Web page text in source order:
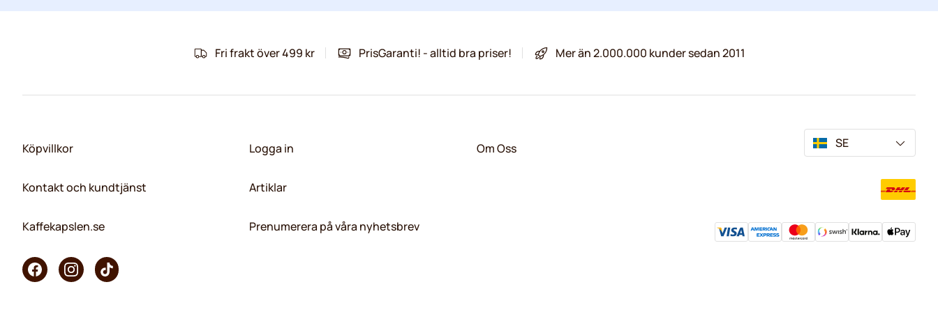
Fri frakt över 499 kr PrisGaranti! - alltid bra priser! Mer än 2.000.000 kunder sedan 2011
Köpvillkor
Kontakt och kundtjänst
Kaffekapslen.se
Logga in
Artiklar
Prenumerera på våra nyhetsbrev
Om Oss SE